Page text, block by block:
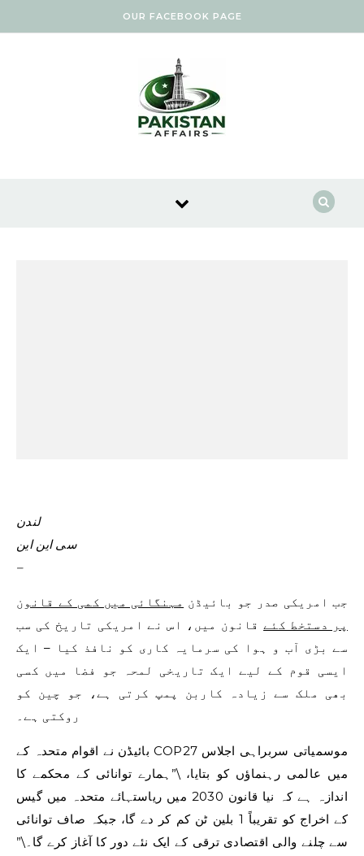
OUR FACEBOOK PAGE
لندن
سی این این
–
جب امریکی صدر جو بائیڈن مہنگائی میں کمی کے قانون
پر دستخط کئےقانون میں، اس نے امریکی تاریخ کی سب
سے بڑی آب و ہوا کی سرمایہ کاری کو نافذ کیا – ایک
ایسی قوم کے لیے ایک تاریخی لمحہ جو فضا میں کسی
بھی ملک سے زیادہ کاربن پمپ کرتی ہے، جو چین کو
روکتی ہے۔
بائیڈن نے اقوام متحدہ کے COP27 موسمیاتی سربراہی اجلاس
میں عالمی رہنماؤں کو بتایا، \”ہمارے توانائی کے محکمے کا
اندازہ ہے کہ نیا قانون 2030 میں ریاستہائے متحدہ میں گیس
کے اخراج کو تقریباً 1 بلین ٹن کم کر دے گا، جبکہ صاف توانائی
سے چلنے والی اقتصادی ترقی کے ایک نئے دور کا آغاز کرے گا۔\”